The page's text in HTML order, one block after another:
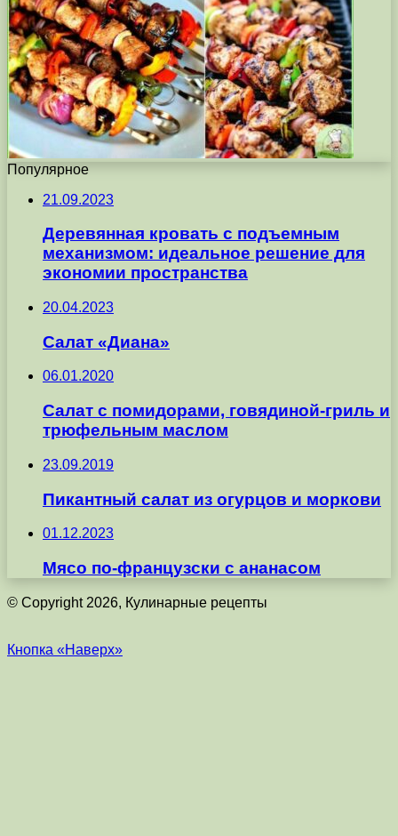
Популярное
21.09.2023
Деревянная кровать с подъемным
механизмом: идеальное решение для
экономии пространства
20.04.2023
Салат «Диана»
06.01.2020
Салат с помидорами, говядиной-гриль и
трюфельным маслом
23.09.2019
Пикантный салат из огурцов и моркови
01.12.2023
Мясо по-французски с ананасом
© Copyright 2026, Кулинарные рецепты
Кнопка «Наверх»